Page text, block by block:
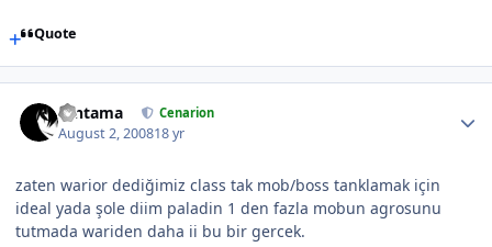
Quote
Gintama Cenarion
August 2, 200818 yr
zaten warior dediğimiz class tak mob/boss tanklamak için
ideal yada şole diim paladin 1 den fazla mobun agrosunu
tutmada wariden daha ii bu bir gercek.